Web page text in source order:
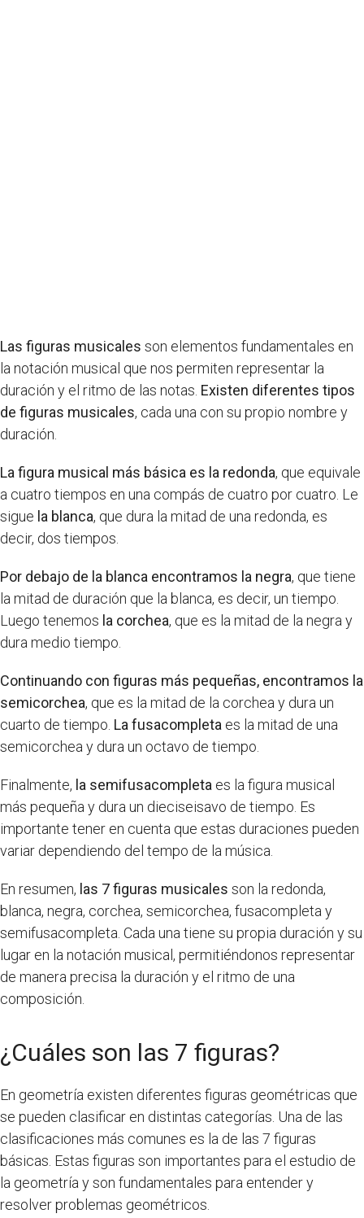
Las figuras musicales son elementos fundamentales en
la notación musical que nos permiten representar la
duración y el ritmo de las notas. Existen diferentes tipos
de figuras musicales, cada una con su propio nombre y
duración.
La figura musical más básica es la redonda, que equivale
a cuatro tiempos en una compás de cuatro por cuatro. Le
sigue la blanca, que dura la mitad de una redonda, es
decir, dos tiempos.
Por debajo de la blanca encontramos la negra, que tiene
la mitad de duración que la blanca, es decir, un tiempo.
Luego tenemos la corchea, que es la mitad de la negra y
dura medio tiempo.
Continuando con figuras más pequeñas, encontramos la
semicorchea, que es la mitad de la corchea y dura un
cuarto de tiempo. La fusacompleta es la mitad de una
semicorchea y dura un octavo de tiempo.
Finalmente, la semifusacompleta es la figura musical
más pequeña y dura un dieciseisavo de tiempo. Es
importante tener en cuenta que estas duraciones pueden
variar dependiendo del tempo de la música.
En resumen, las 7 figuras musicales son la redonda,
blanca, negra, corchea, semicorchea, fusacompleta y
semifusacompleta. Cada una tiene su propia duración y su
lugar en la notación musical, permitiéndonos representar
de manera precisa la duración y el ritmo de una
composición.
¿Cuáles son las 7 figuras?
En geometría existen diferentes figuras geométricas que
se pueden clasificar en distintas categorías. Una de las
clasificaciones más comunes es la de las 7 figuras
básicas. Estas figuras son importantes para el estudio de
la geometría y son fundamentales para entender y
resolver problemas geométricos.